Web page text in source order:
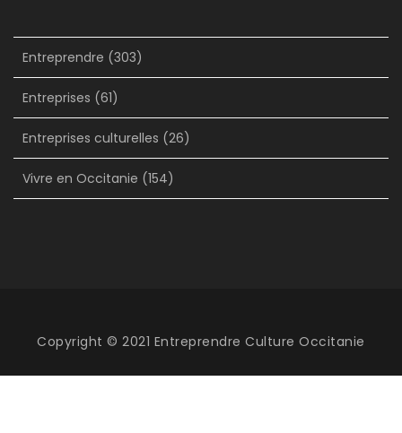
Entreprendre (303)
Entreprises (61)
Entreprises culturelles (26)
Vivre en Occitanie (154)
Copyright © 2021 Entreprendre Culture Occitanie